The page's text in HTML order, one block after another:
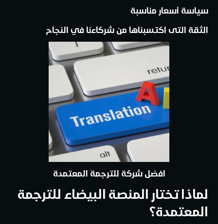
سياسة أسعار مناسبة
الثقة التى اكتسبناها من شركاءنا في النجاح
افضل شركة للترجمة المعتمدة
لماذا تختار المنصة البيضاء للترجمة
المعتمدة؟